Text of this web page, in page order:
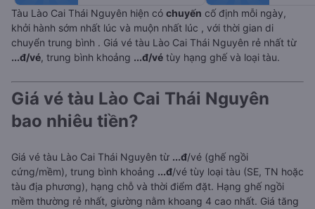
Tàu Lào Cai Thái Nguyên hiện có chuyến cố định mỗi ngày,
khởi hành sớm nhất lúc và muộn nhất lúc , với thời gian di
chuyển trung bình . Giá vé tàu Lào Cai Thái Nguyên rẻ nhất từ
...đ/vé, trung bình khoảng ...đ/vé tùy hạng ghế và loại tàu.
Giá vé tàu Lào Cai Thái Nguyên
bao nhiêu tiền?
Giá vé tàu Lào Cai Thái Nguyên từ ...đ/vé (ghế ngồi
cứng/mềm), trung bình khoảng ...đ/vé tùy loại tàu (SE, TN hoặc
tàu địa phương), hạng chỗ và thời điểm đặt. Hạng ghế ngồi
mềm thường rẻ nhất, giường nằm khoang 4 cao nhất. Giá tăng